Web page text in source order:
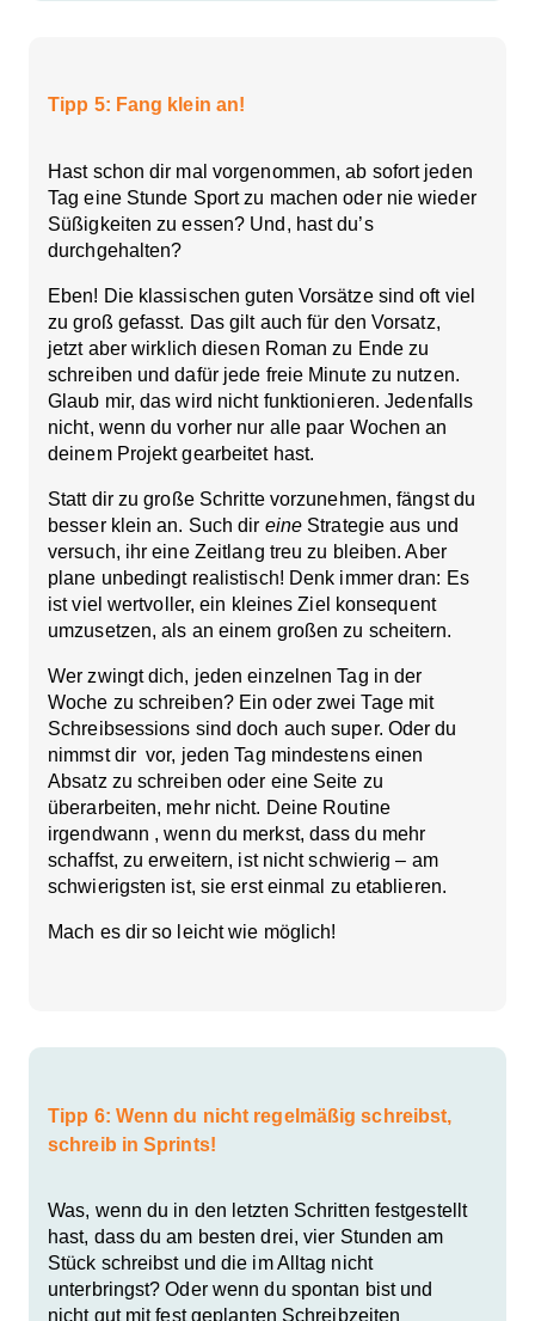
Tipp 5: Fang klein an!
Hast schon dir mal vorgenommen, ab sofort jeden
Tag eine Stunde Sport zu machen oder nie wieder
Süßigkeiten zu essen? Und, hast du’s
durchgehalten?
Eben! Die klassischen guten Vorsätze sind oft viel
zu groß gefasst. Das gilt auch für den Vorsatz,
jetzt aber wirklich diesen Roman zu Ende zu
schreiben und dafür jede freie Minute zu nutzen.
Glaub mir, das wird nicht funktionieren. Jedenfalls
nicht, wenn du vorher nur alle paar Wochen an
deinem Projekt gearbeitet hast.
Statt dir zu große Schritte vorzunehmen, fängst du
besser klein an. Such dir eine Strategie aus und
versuch, ihr eine Zeitlang treu zu bleiben. Aber
plane unbedingt realistisch! Denk immer dran: Es
ist viel wertvoller, ein kleines Ziel konsequent
umzusetzen, als an einem großen zu scheitern.
Wer zwingt dich, jeden einzelnen Tag in der
Woche zu schreiben? Ein oder zwei Tage mit
Schreibsessions sind doch auch super. Oder du
nimmst dir vor, jeden Tag mindestens einen
Absatz zu schreiben oder eine Seite zu
überarbeiten, mehr nicht. Deine Routine
irgendwann , wenn du merkst, dass du mehr
schaffst, zu erweitern, ist nicht schwierig – am
schwierigsten ist, sie erst einmal zu etablieren.
Mach es dir so leicht wie möglich!
Tipp 6: Wenn du nicht regelmäßig schreibst,
schreib in Sprints!
Was, wenn du in den letzten Schritten festgestellt
hast, dass du am besten drei, vier Stunden am
Stück schreibst und die im Alltag nicht
unterbringst? Oder wenn du spontan bist und
nicht gut mit fest geplanten Schreibzeiten